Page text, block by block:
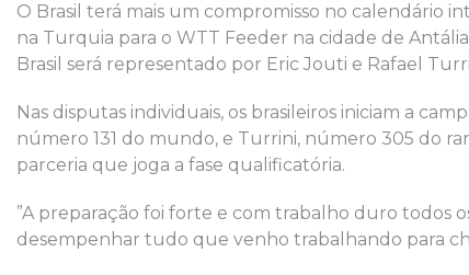
O Brasil terá mais um compromisso no calendário
na Turquia para o WTT Feeder na cidade de
Brasil será representado por Eric Jouti e Rafael
Nas disputas individuais, os brasileiros iniciam a
número 131 do mundo, e Turrini, número 305 do
parceria que joga a fase qualificatória.
”A preparação foi forte e com trabalho duro todos
desempenhar tudo que venho trabalhando para